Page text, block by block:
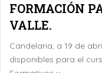
FORMACIÓN
VALLE.
Candelaria, a 19 de
disponibles para el